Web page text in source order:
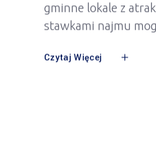
gminne lokale z
stawkami najmu
Czytaj Więcej